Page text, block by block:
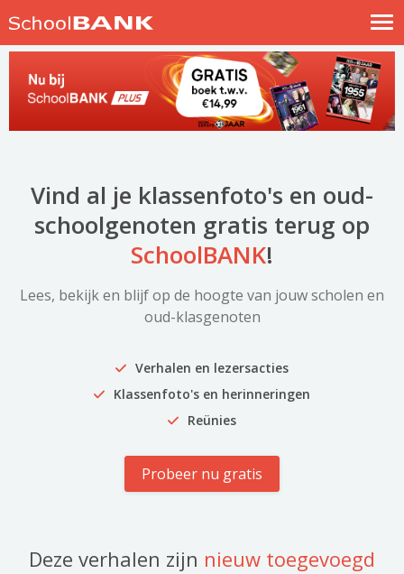
Nostalgische verhalen
Log in
Meld je gratis aan
Vind al je klassenfoto's en oud-
schoolgenoten gratis terug op
SchoolBANK!
Lees, bekijk en blijf op de hoogte van jouw scholen en
oud-klasgenoten
Verhalen en lezersacties
Klassenfoto's en herinneringen
Reünies
Probeer nu gratis
Deze verhalen zijn nieuw toegevoegd